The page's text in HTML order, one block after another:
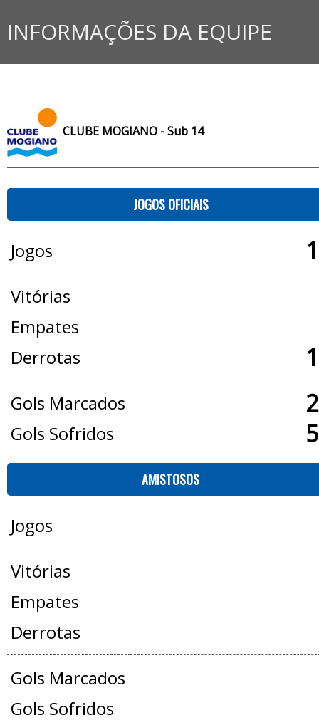
INFORMAÇÕES DA EQUIPE
CLUBE MOGIANO - Sub 14
JOGOS OFICIAIS
Jogos
Vitórias
Empates
Derrotas
Gols Marcados
Gols Sofridos
AMISTOSOS
Jogos
Vitórias
Empates
Derrotas
Gols Marcados
Gols Sofridos